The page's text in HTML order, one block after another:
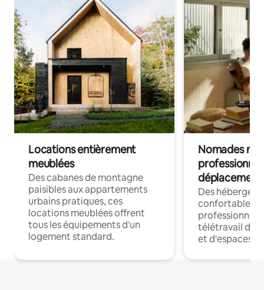
Locations entièrement
meublées
Des cabanes de montagne
paisibles aux appartements
urbains pratiques, ces
locations meublées offrent
tous les équipements d'un
logement standard.
Nomades
déplacement
Des
confortables
professionnels
télétravail
et d'espaces